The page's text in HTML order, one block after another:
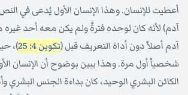
أعطيت للإنسان. وهذا الإنسان الأول يُدعى في
آدم) لأنه كان لوحده فترةً ولم يكن معه أحد غيره
آدم أصلاً دون أداة التعريف قبل (تكوين 4: 25
)،
شخصياً أول مرة. وهذا يبين بوضوح أن الإنسان
الكائن البشري الوحيد، كان بداءة الجنس البشري